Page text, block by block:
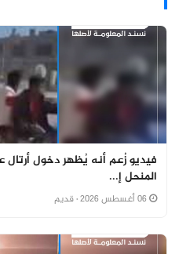
فيديو زُعم أنه يُظهر دخول أرتال
المنحل إ...
· قديم